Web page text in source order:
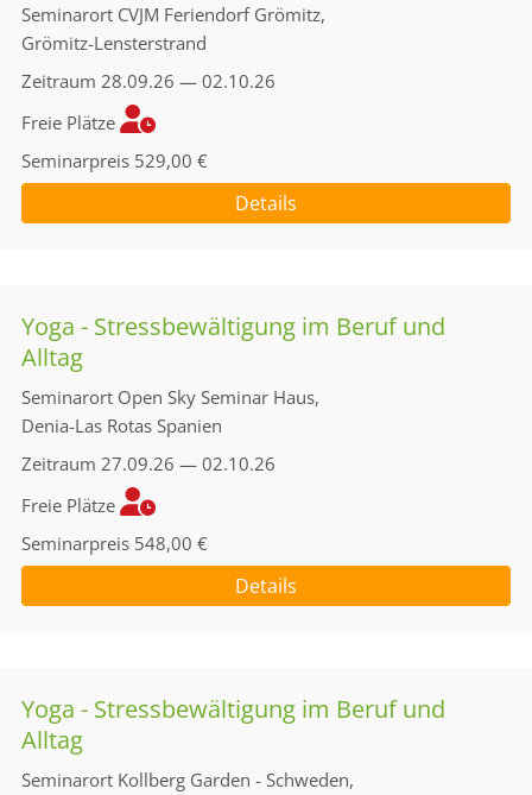
Seminarort CVJM Feriendorf Grömitz,
Grömitz-Lensterstrand
Zeitraum 28.09.26 — 02.10.26
Freie Plätze
Seminarpreis 529,00 €
Details
Yoga - Stressbewältigung im Beruf und
Alltag
Seminarort Open Sky Seminar Haus,
Denia-Las Rotas Spanien
Zeitraum 27.09.26 — 02.10.26
Freie Plätze
Seminarpreis 548,00 €
Details
Yoga - Stressbewältigung im Beruf und
Alltag
Seminarort Kollberg Garden - Schweden,